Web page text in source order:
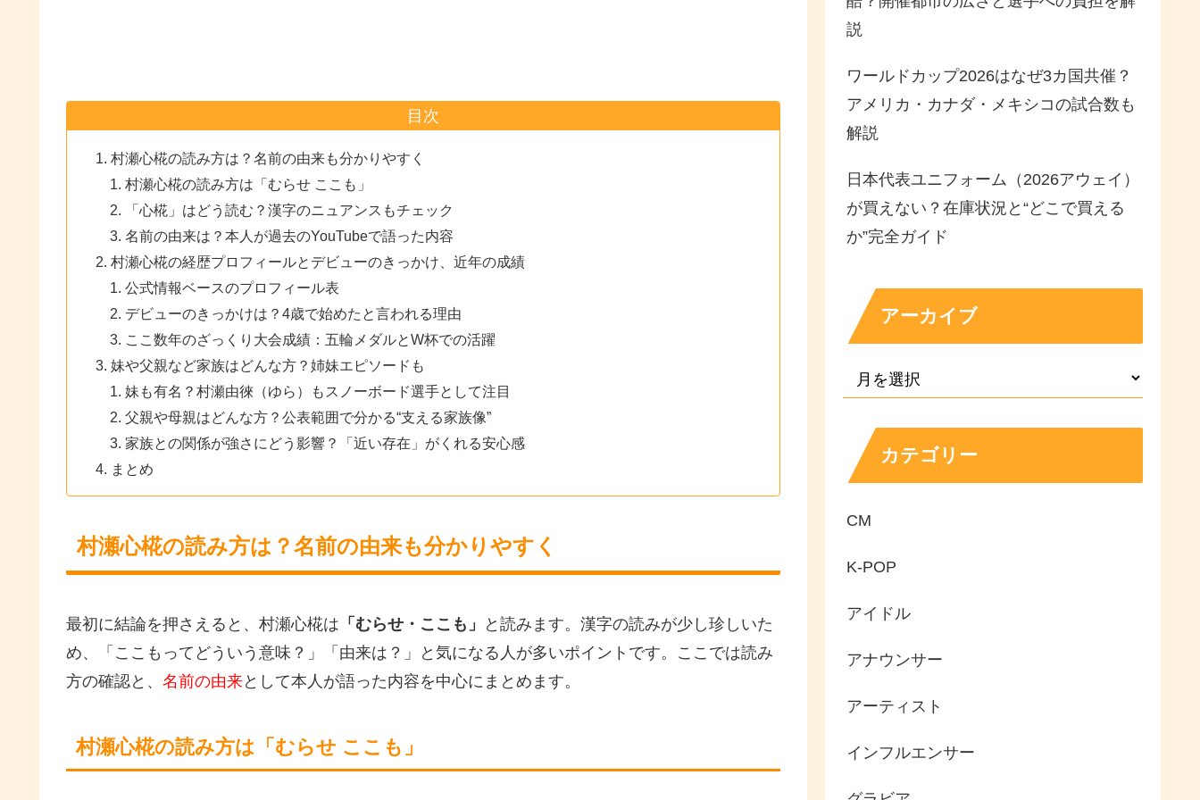
目次
村瀬心椛の読み方は？名前の由来も分かりやすく
村瀬心椛の読み方は「むらせ ここも」
「心椛」はどう読む？漢字のニュアンスもチェック
名前の由来は？本人が過去のYouTubeで語った内容
村瀬心椛の経歴プロフィールとデビューのきっかけ、近年の成績
公式情報ベースのプロフィール表
デビューのきっかけは？4歳で始めたと言われる理由
ここ数年のざっくり大会成績：五輪メダルとW杯での活躍
妹や父親など家族はどんな方？姉妹エピソードも
妹も有名？村瀬由徠（ゆら）もスノーボード選手として注目
父親や母親はどんな方？公表範囲で分かる“支える家族像”
家族との関係が強さにどう影響？「近い存在」がくれる安心感
まとめ
村瀬心椛の読み方は？名前の由来も分かりやすく
最初に結論を押さえると、村瀬心椛は 「むらせ・ここも」
と読みます。漢字の読みが少し珍しいた
め、「ここもってどういう意味？」「由来は？」と気になる人が多いポイントです。ここでは読み
方の確認と、 名前の由来として本人が語った内容を中心にまとめます。
村瀬心椛の読み方は「むらせ ここも」
説
ワールドカップ2026はなぜ3カ国共催？
アメリカ・カナダ・メキシコの試合数も
解説
日本代表ユニフォーム（2026アウェイ）
が買えない？在庫状況と“どこで買える
か”完全ガイド
アーカイブ
カテゴリー
CM
K-POP
アイドル
アナウンサー
アーティスト
インフルエンサー